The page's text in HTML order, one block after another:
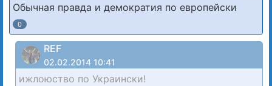
Обычная правда и демократия по европейски
0
REF
02.02.2014 10:41
ижлоюство по Украински!